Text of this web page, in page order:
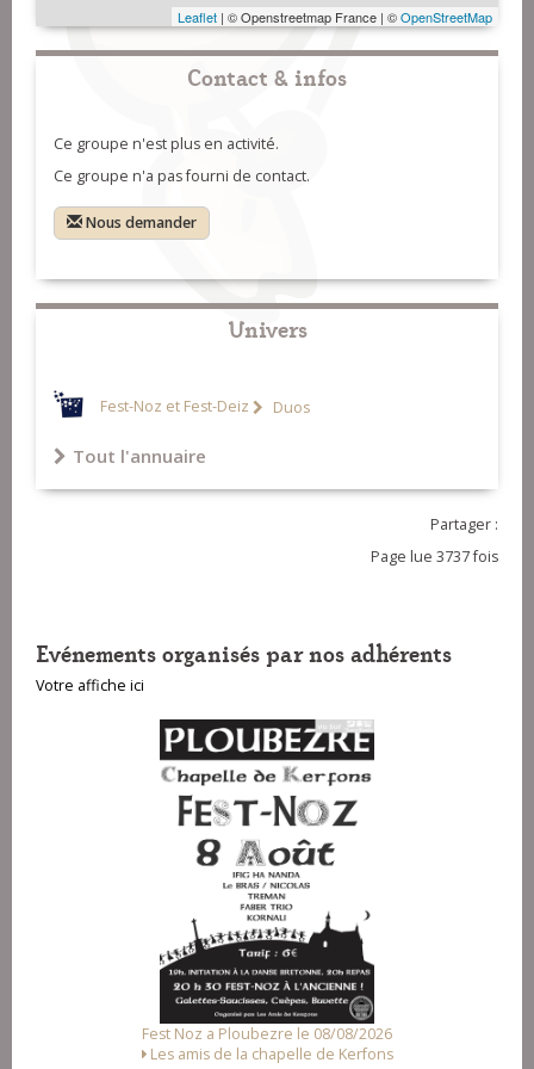
Leaflet | © Openstreetmap France | ©OpenStreetMap
Contact & infos
Ce groupe n'est plus en activité.
Ce groupe n'a pas fourni de contact.
Nous demander
Univers
Fest-Noz et Fest-Deiz Duos
Tout l'annuaire
Partager :
Page lue 3737 fois
Evénements organisés par nos adhérents
Votre affiche ici
Fest Noz a Ploubezre le 08/08/2026
Les amis de la chapelle de Kerfons